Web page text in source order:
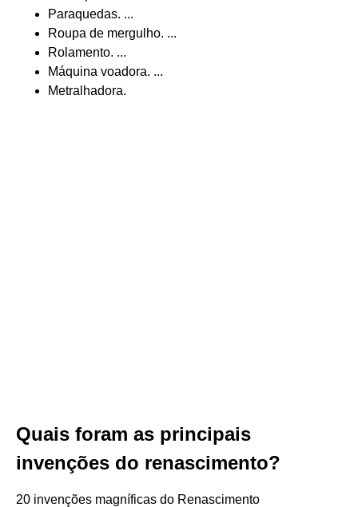
Paraquedas. ...
Roupa de mergulho. ...
Rolamento. ...
Máquina voadora. ...
Metralhadora.
Quais foram as principais
invenções do renascimento?
20 invenções magníficas do Renascimento